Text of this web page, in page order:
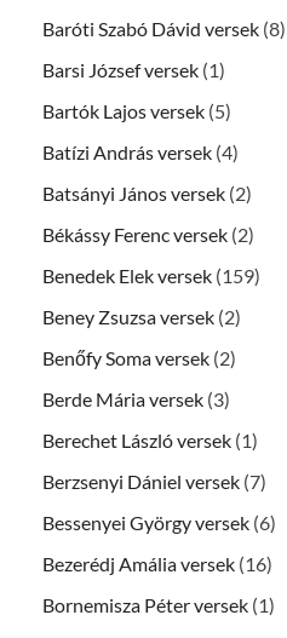
Baróti Szabó Dávid versek (8)
Barsi József versek (1)
Bartók Lajos versek (5)
Batízi András versek (4)
Batsányi János versek (2)
Békássy Ferenc versek (2)
Benedek Elek versek (159)
Beney Zsuzsa versek (2)
Benőfy Soma versek (2)
Berde Mária versek (3)
Berechet László versek (1)
Berzsenyi Dániel versek (7)
Bessenyei György versek (6)
Bezerédj Amália versek (16)
Bornemisza Péter versek (1)